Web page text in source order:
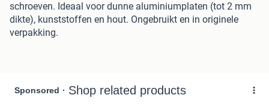
schroeven. Ideaal voor dunne aluminiumplaten (tot 2 mm
dikte), kunststoffen en hout. Ongebruikt en in originele
verpakking.